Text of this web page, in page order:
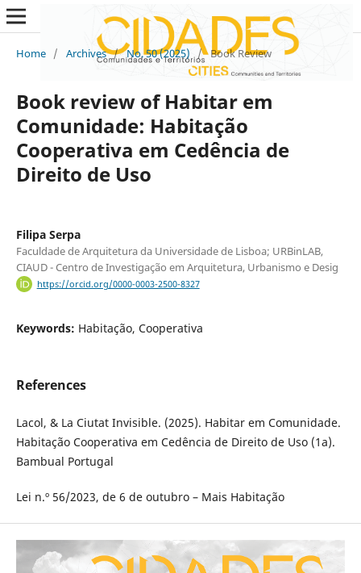
Home / Archives / No. 50 (2025) / Book Review
Book review of Habitar em
Comunidade: Habitação
Cooperativa em Cedência de
Direito de Uso
Filipa Serpa
Faculdade de Arquitetura da Universidade de Lisboa; URBinLAB,
CIAUD - Centro de Investigação em Arquitetura, Urbanismo e Desig
https://orcid.org/0000-0003-2500-8327
Keywords: Habitação, Cooperativa
References
Lacol, & La Ciutat Invisible. (2025). Habitar em Comunidade.
Habitação Cooperativa em Cedência de Direito de Uso (1a).
Bambual Portugal
Lei n.º 56/2023, de 6 de outubro – Mais Habitação